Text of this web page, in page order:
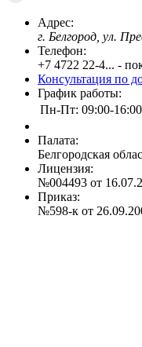
Адрес:
г. Белгород, ул.
Телефон:
+7 4722 22-4... -
Консультация по
График работы:
Пн-Пт: 09:00-16:00
Палата:
Белгородская
Лицензия:
№004493 от
Приказ:
№598-к от